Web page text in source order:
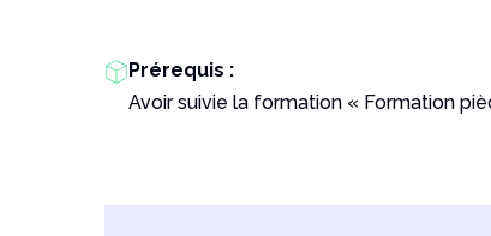
Prérequis :
Avoir suivie la formation « Formation